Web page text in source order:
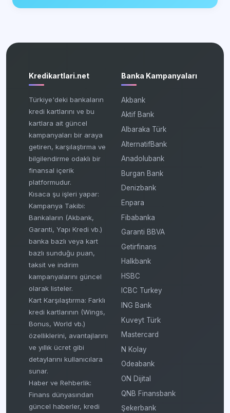
Kredikartlari.net
Türkiye'deki bankaların
kredi kartlarını ve bu
kartlara ait güncel
kampanyaları bir araya
getiren, karşılaştırma ve
bilgilendirme odaklı bir
finansal içerik
platformudur.
Kısaca şu işleri yapar:
Kampanya Takibi:
Bankaların (Akbank,
Garanti, Yapı Kredi vb.)
banka bazlı veya kart
bazlı sunduğu puan,
taksit ve indirim
kampanyalarını güncel
olarak listeler.
Kart Karşılaştırma: Farklı
kredi kartlarının (Wings,
Bonus, World vb.)
özelliklerini, avantajlarını
ve yıllık ücret gibi
detaylarını kullanıcılara
sunar.
Haber ve Rehberlik:
Finans dünyasından
güncel haberler, kredi
Banka Kampanyaları
Akbank
Aktif Bank
Albaraka Türk
AlternatifBank
Anadolubank
Burgan Bank
Denizbank
Enpara
Fibabanka
Garanti BBVA
Getirfinans
Halkbank
HSBC
ICBC Turkey
ING Bank
Kuveyt Türk
Mastercard
N Kolay
Odeabank
ON Dijital
QNB Finansbank
Şekerbank